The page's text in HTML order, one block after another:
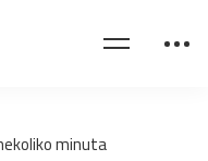
minuta